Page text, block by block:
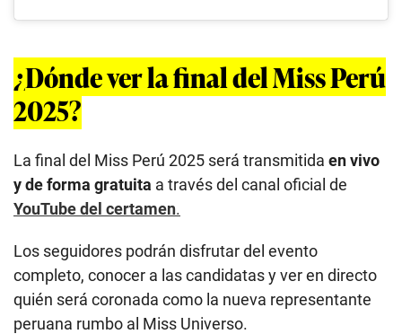
¿Dónde ver la final del Miss Perú
2025?
La final del Miss Perú 2025 será transmitida en vivo
y de forma gratuita a través del canal oficial de
YouTube del certamen.
Los seguidores podrán disfrutar del evento
completo, conocer a las candidatas y ver en directo
quién será coronada como la nueva representante
peruana rumbo al Miss Universo.